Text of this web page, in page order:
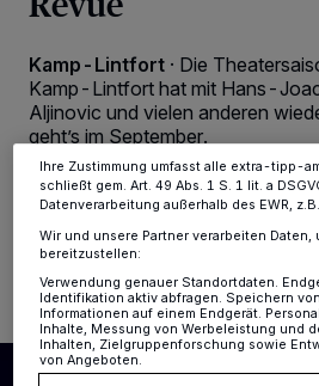
Kamp-Lintfort · Die
Kamp-Lintfort hat mit Hans-
Aljinovic und vielen anderen
geht’s im September.
07.07.2023 , 13:56 Uhr Eine
Zwecke. Wenn Tracker deaktiviert sind,
dieses Menü jederzeit wieder aufrufen, um
ändern oder Ihre Einwilligung zu
Einstellungen oder Ablehnen am unteren
Ihre Einstellungen gelten innerhalb
Informationen finden Sie in unserer
Ihre Zustimmung umfasst alle extra-tipp-
schließt gem. Art. 49 Abs. 1 S. 1 lit. a
Datenverarbeitung außerhalb des EWR,
Wir und unsere Partner verarbeiten Daten,
bereitzustellen:
Verwendung genauer Standortdaten.
Identifikation aktiv abfragen. Speichern
Informationen auf einem Endgerät.
Inhalte, Messung von Werbeleistung und
Inhalten, Zielgruppenforschung sowie
von Angeboten.